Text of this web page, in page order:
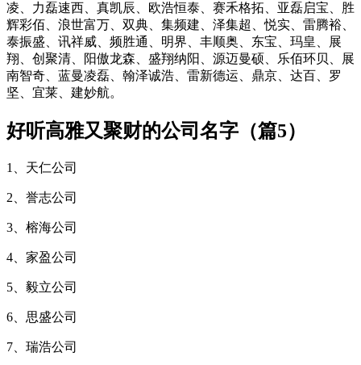
凌、力磊速西、真凯辰、欧浩恒泰、赛禾格拓、亚磊启宝、胜
辉彩佰、浪世富万、双典、集频建、泽集超、悦实、雷腾裕、
泰振盛、讯祥威、频胜通、明界、丰顺奥、东宝、玛皇、展
翔、创聚清、阳傲龙森、盛翔纳阳、源迈曼硕、乐佰环贝、展
南智奇、蓝曼凌磊、翰泽诚浩、雷新德运、鼎京、达百、罗
坚、宜莱、建妙航。
好听高雅又聚财的公司名字（篇5）
1、天仁公司
2、誉志公司
3、榕海公司
4、家盈公司
5、毅立公司
6、思盛公司
7、瑞浩公司